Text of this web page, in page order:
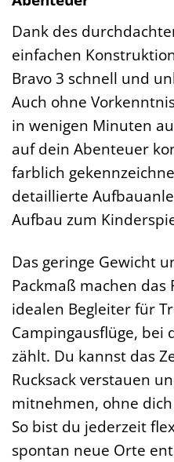
Dank des
einfachen
Bravo 3 schnell und
Auch ohne
in wenigen Minuten
auf dein Abenteuer
farblich
detaillierte
Aufbau zum
Das geringe Gewicht
Packmaß machen das
idealen Begleiter für
Campingausflüge, bei
zählt. Du kannst das
Rucksack verstauen
mitnehmen, ohne
So bist du jederzeit
spontan neue Orte